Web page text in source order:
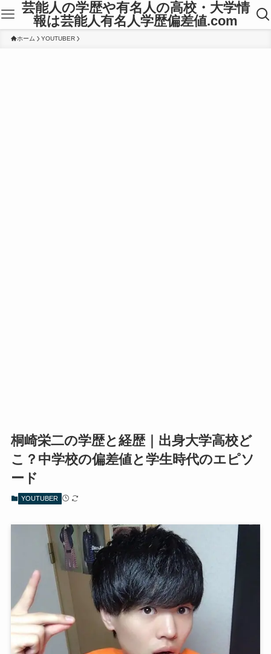
芸能人の学歴や有名人の高校・大学情
報は芸能人有名人学歴偏差値.com
ホーム YOUTUBER
桐崎栄二の学歴と経歴｜出身大学高校ど
こ？中学校の偏差値と学生時代のエピソ
ード
YOUTUBER